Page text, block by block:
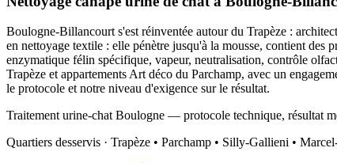
Boulogne-Billancourt s'est réinventée autour du Trapèze :
en nettoyage textile : elle pénètre jusqu'à la mousse, contient
enzymatique félin spécifique, vapeur, neutralisation, contrôle
Trapèze et appartements Art déco du Parchamp, avec un
le protocole et notre niveau d'exigence sur le résultat.
Traitement urine-chat Boulogne — protocole technique, résultat
Quartiers desservis · Trapèze • Parchamp • Silly-Gallieni •